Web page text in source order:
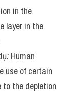
in the
layer in the
: Human
use of certain
to the depletion